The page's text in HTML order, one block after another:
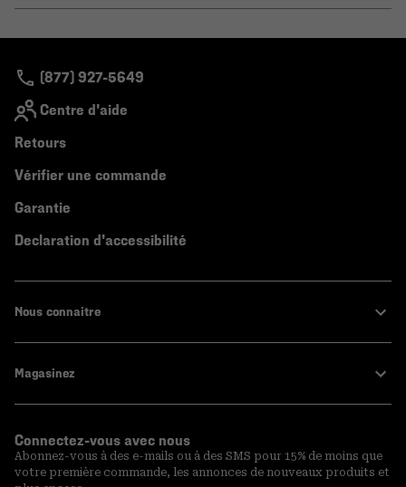
(877) 927-5649
Centre d'aide
Retours
Vérifier une commande
Garantie
Declaration d'accessibilité
Nous connaitre
Magasinez
Connectez-vous avec nous
Abonnez-vous à des e-mails ou à des SMS pour 15% de moins que
votre première commande, les annonces de nouveaux produits et